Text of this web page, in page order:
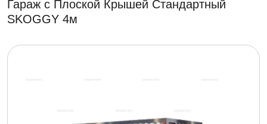
Гараж с Плоской Крышей Стандартный
SKOGGY 4м